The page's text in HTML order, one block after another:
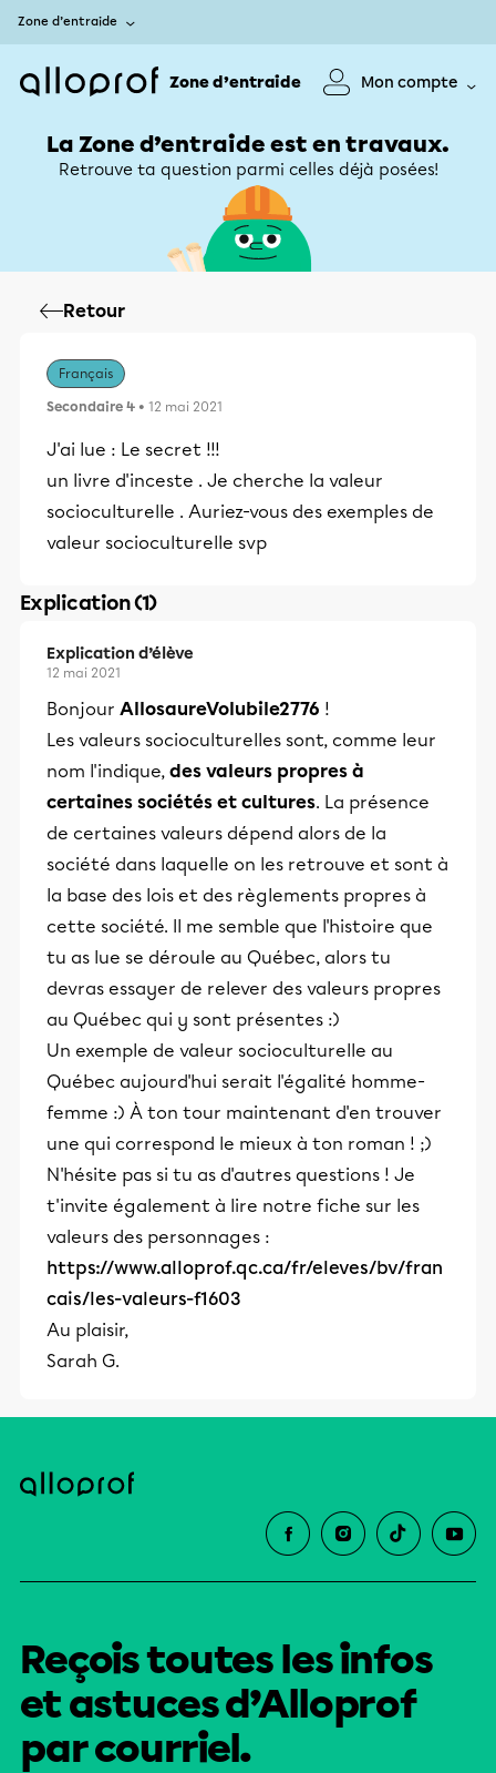
Zone d’entraide
Zone d’entraide Mon compte
La Zone d’entraide est en travaux.
Retrouve ta question parmi celles déjà posées!
Retour
Français
Secondaire 4 • 12 mai 2021
J'ai lue : Le secret !!!
un livre d'inceste . Je cherche la valeur
socioculturelle . Auriez-vous des exemples de
valeur socioculturelle svp
Explication (1)
Explication d’élève
12 mai 2021
Bonjour AllosaureVolubile2776 !
Les valeurs socioculturelles sont, comme leur
nom l'indique, des valeurs propres à
certaines sociétés et cultures. La présence
de certaines valeurs dépend alors de la
société dans laquelle on les retrouve et sont à
la base des lois et des règlements propres à
cette société. Il me semble que l'histoire que
tu as lue se déroule au Québec, alors tu
devras essayer de relever des valeurs propres
au Québec qui y sont présentes :)
Un exemple de valeur socioculturelle au
Québec aujourd'hui serait l'égalité homme-
femme :) À ton tour maintenant d'en trouver
une qui correspond le mieux à ton roman ! ;)
N'hésite pas si tu as d'autres questions ! Je
t'invite également à lire notre fiche sur les
valeurs des personnages :
https://www.alloprof.qc.ca/fr/eleves/bv/fran
cais/les-valeurs-f1603
Au plaisir,
Sarah G.
Reçois toutes les infos
et astuces d’Alloprof
par courriel.